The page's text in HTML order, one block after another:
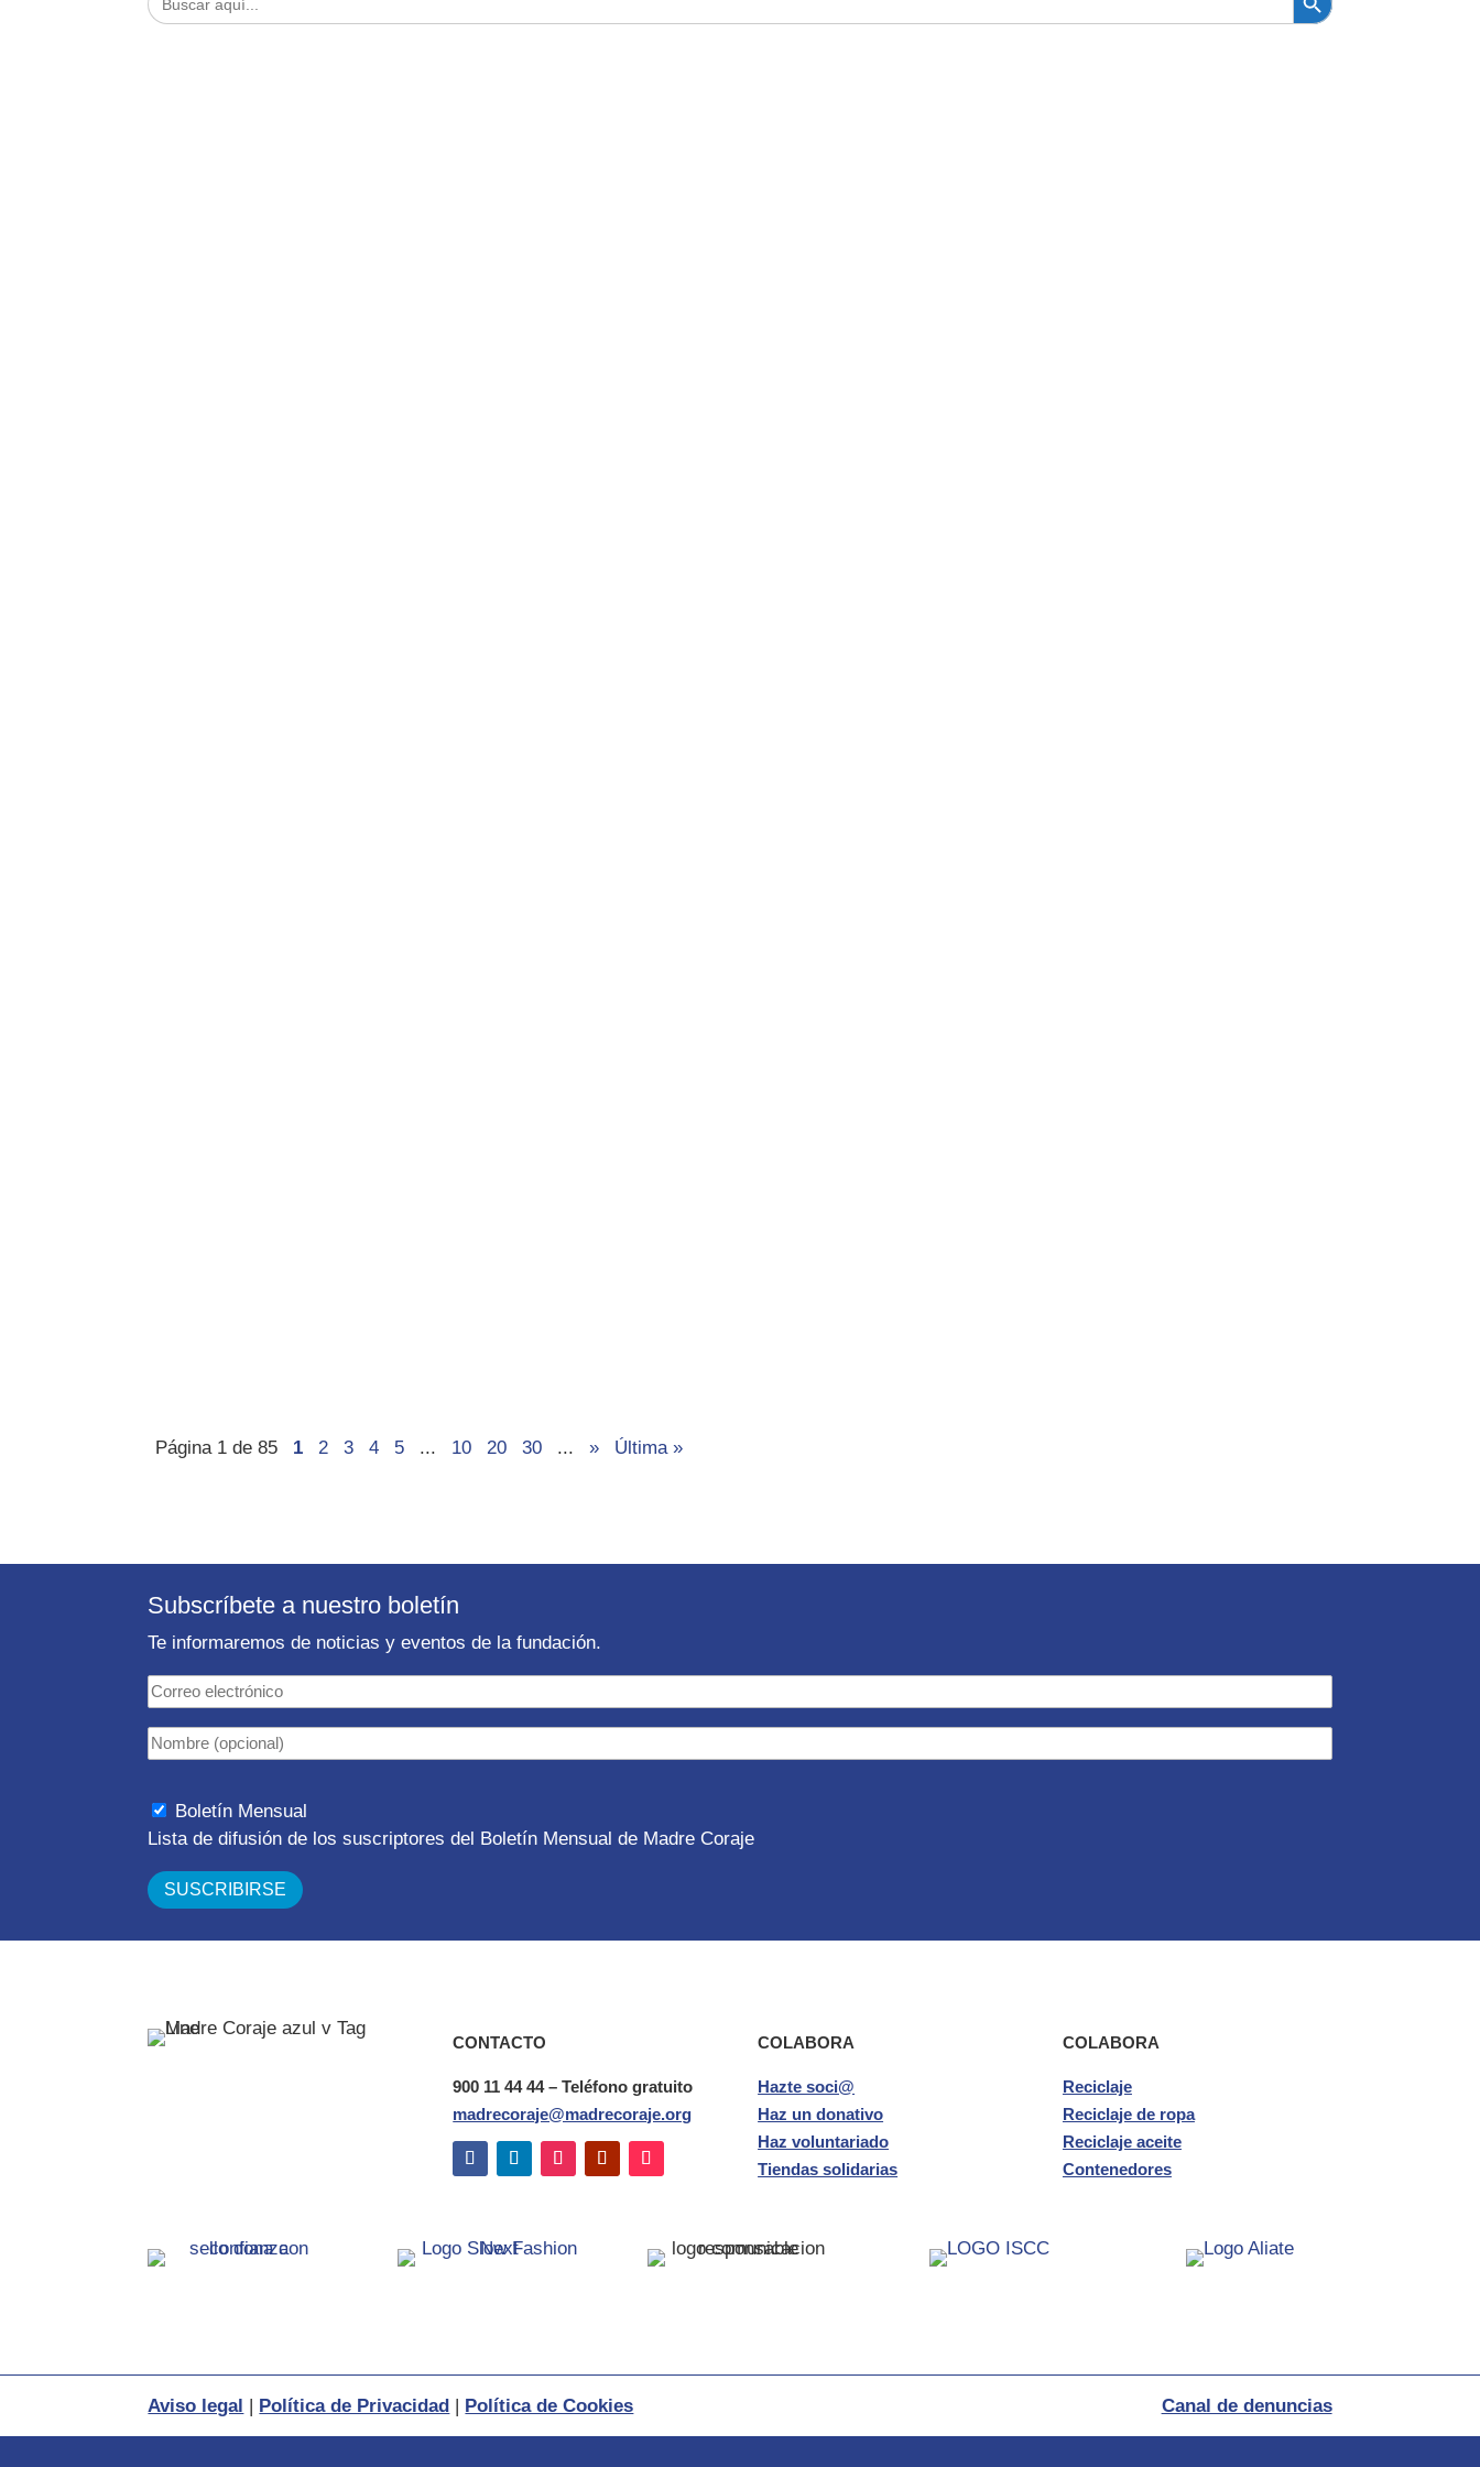
Página 1 de 85 1 2 3 4 5 ... 10 20 30 ... » Última »
Subscríbete a nuestro boletín
Te informaremos de noticias y eventos de la fundación.
Boletín Mensual
Lista de difusión de los suscriptores del Boletín Mensual de Madre Coraje
CONTACTO
900 11 44 44 – Teléfono gratuito
madrecoraje@madrecoraje.org
COLABORA
Hazte soci@
Haz un donativo
Haz voluntariado
Tiendas solidarias
COLABORA
Reciclaje
Reciclaje de ropa
Reciclaje aceite
Contenedores
Aviso legal | Política de Privacidad | Política de Cookies Canal de denuncias